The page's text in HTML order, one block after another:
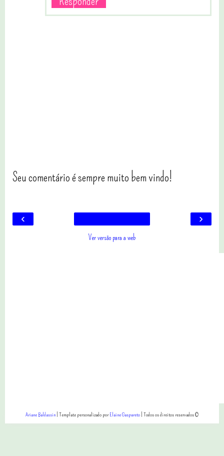
Seu comentário é sempre muito bem vindo!
‹ ›
Ver versão para a web
Ariane Baldassin| Template personalizado porElaine Gaspareto| Todos os direitos reservados ©